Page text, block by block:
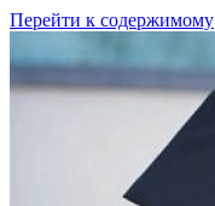
Перейти к содержимому